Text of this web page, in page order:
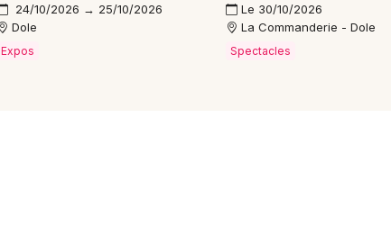
24/10/2026 → 25/10/2026
Dole
Expos
Le 30/10/2026
La Commanderie - Dole
Spectacles